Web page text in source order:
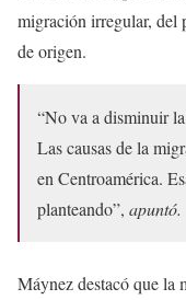
migración irregular, del
de origen.
“No va a disminuir
Las causas de la
en Centroamérica.
planteando”, apuntó.
Máynez destacó que la